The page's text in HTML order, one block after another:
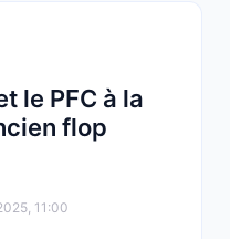
le PFC à la
flop
11:00